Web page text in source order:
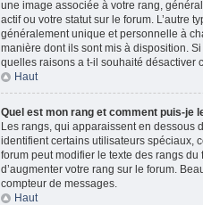
une image associée à votre rang,
actif ou votre statut sur le forum. L’autre
généralement unique et personnelle à
manière dont ils sont mis à disposition.
quelles raisons a t-il souhaité désactiver
Haut
Quel est mon rang et comment puis-je
Les rangs, qui apparaissent en dessous
identifient certains utilisateurs spéciaux,
forum peut modifier le texte des rangs
d’augmenter votre rang sur le forum.
compteur de messages.
Haut